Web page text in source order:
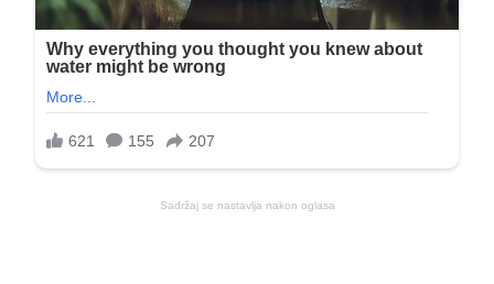
Sadržaj se nastavlja nakon oglasa